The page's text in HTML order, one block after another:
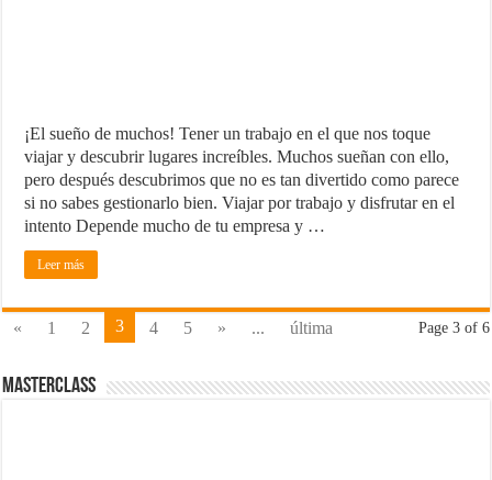
¡El sueño de muchos! Tener un trabajo en el que nos toque
viajar y descubrir lugares increíbles. Muchos sueñan con ello,
pero después descubrimos que no es tan divertido como parece
si no sabes gestionarlo bien. Viajar por trabajo y disfrutar en el
intento Depende mucho de tu empresa y …
Leer más
Page 3 of 6
« 1 2 3 4 5 » ... última
MasterClass